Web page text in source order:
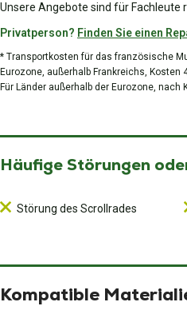
Unsere Angebote sind für Fachleute
Privatperson? Finden Sie einen
* Transportkosten für das französische
Eurozone, außerhalb Frankreichs, Kosten
Für Länder außerhalb der Eurozone, nach
Häufige Störungen
Störung des Scrollrades
Kompatible